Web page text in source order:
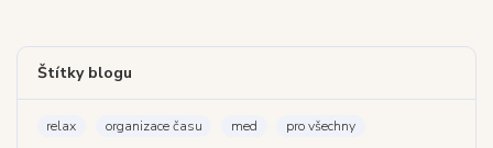
Štítky blogu
relax organizace času med
pro všechny